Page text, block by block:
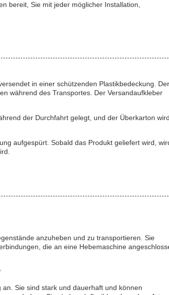
bereit, Sie mit jeder möglicher Installation,
in einer schützenden Plastikbedeckung. Der
während des Transportes. Der Versandaufkleber
der Durchfahrt gelegt, und der Überkarton wird
aufgespürt. Sobald das Produkt geliefert wird,
anzuheben und zu transportieren. Sie
die an eine Hebemaschine
Sie sind stark und dauerhaft und können